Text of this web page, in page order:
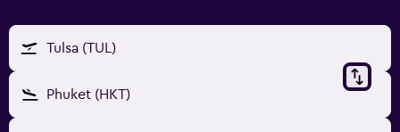
Tulsa (TUL)
Phuket (HKT)